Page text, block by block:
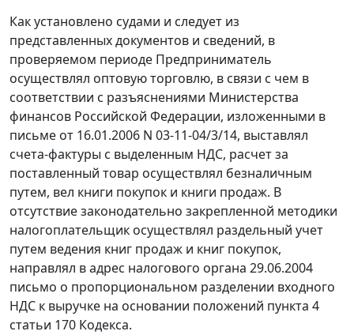
Как установлено судами и следует из
представленных документов и сведений, в
проверяемом периоде Предприниматель
осуществлял оптовую торговлю, в связи с чем в
соответствии с разъяснениями Министерства
финансов Российской Федерации, изложенными в
письме от 16.01.2006 N 03-11-04/3/14, выставлял
счета-фактуры с выделенным НДС, расчет за
поставленный товар осуществлял безналичным
путем, вел книги покупок и книги продаж. В
отсутствие законодательно закрепленной методики
налогоплательщик осуществлял раздельный учет
путем ведения книг продаж и книг покупок,
направлял в адрес налогового органа 29.06.2004
письмо о пропорциональном разделении входного
НДС к выручке на основании положений пункта 4
статьи 170 Кодекса.